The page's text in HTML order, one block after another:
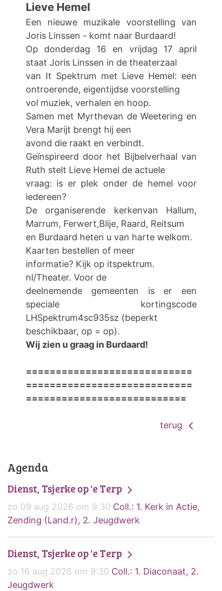
Lieve Hemel
Een nieuwe muzikale voorstelling van
Joris Linssen - komt naar Burdaard!
Op donderdag 16 en vrijdag 17 april
staat Joris Linssen in de theaterzaal
van It Spektrum met Lieve Hemel: een
ontroerende, eigentijdse voorstelling
vol muziek, verhalen en hoop.
Samen met Myrthevan de Weetering en
Vera Marijt brengt hij een
avond die raakt en verbindt.
Geïnspireerd door het Bijbelverhaal van
Ruth stelt Lieve Hemel de actuele
vraag: is er plek onder de hemel voor
iedereen?
De organiserende kerkenvan Hallum,
Marrum, Ferwert,Blije, Raard, Reitsum
en Burdaard heten u van harte welkom.
Kaarten bestellen of meer
informatie? Kijk op itspektrum.
nl/Theater. Voor de
deelnemende gemeenten is er een
speciale kortingscode
LHSpektrum4sc935sz (beperkt
beschikbaar, op = op).
Wij zien u graag in Burdaard!
============================
============================
===========================
terug
Agenda
Dienst, Tsjerke op 'e Terp
zo 09 aug 2026 om 9:30 Coll.: 1. Kerk in Actie,
Zending (Land.r), 2. Jeugdwerk
Dienst, Tsjerke op 'e Terp
zo 16 aug 2026 om 9:30 Coll.: 1. Diaconaat, 2.
Jeugdwerk